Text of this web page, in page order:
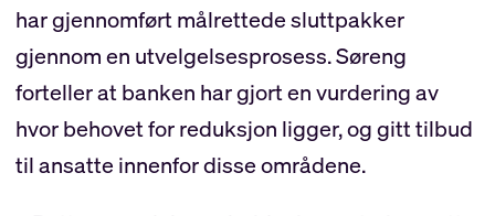
har gjennomført målrettede sluttpakker
gjennom en utvelgelsesprosess. Søreng
forteller at banken har gjort en vurdering av
hvor behovet for reduksjon ligger, og gitt tilbud
til ansatte innenfor disse områdene.